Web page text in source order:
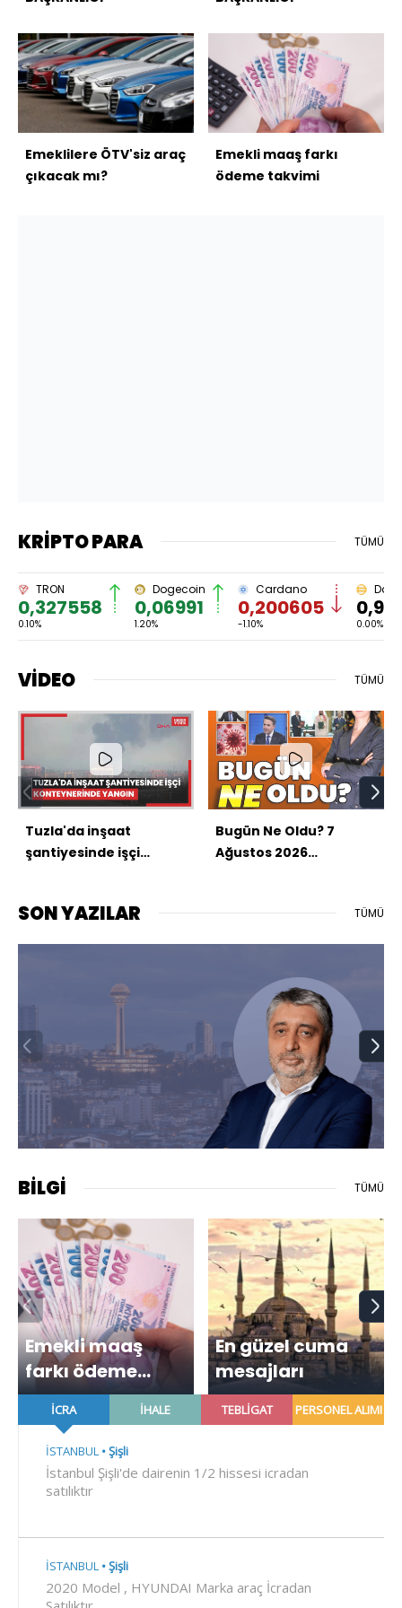
Emeklilere ÖTV'siz araç
çıkacak mı?
Emekli maaş farkı
ödeme takvimi
KRİPTO PARA TÜMÜ
Dogecoin
0,06991
1.20%
Cardano
0,200605
-1.10%
Dai
0,999828
0.00%
6,43
-0.20%
VİDEO TÜMÜ
Tuzla'da inşaat
şantiyesinde işçi
Bugün Ne Oldu? 7
Ağustos 2026
Pakistan'dan üçlü
komisyonda, Yapay
zeka ile yeni virüsler
üretildi
SON YAZILAR TÜMÜ
Nasuhi Güngör
BİLGİ TÜMÜ
Emekli maaş
farkı ödeme
takvimi
En güzel cuma
mesajları